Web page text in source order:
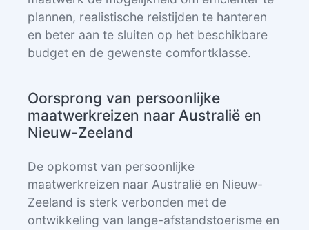
plannen, realistische reistijden te hanteren
en beter aan te sluiten op het beschikbare
budget en de gewenste comfortklasse.
Oorsprong van persoonlijke
maatwerkreizen naar Australië en
Nieuw-Zeeland
De opkomst van persoonlijke
maatwerkreizen naar Australië en Nieuw-
Zeeland is sterk verbonden met de
ontwikkeling van lange-afstandstoerisme en